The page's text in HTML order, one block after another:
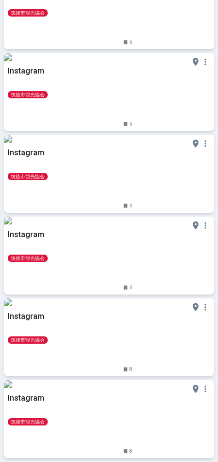
筑後市観光協会
5
Instagram
筑後市観光協会
5
Instagram
筑後市観光協会
6
Instagram
筑後市観光協会
6
Instagram
筑後市観光協会
8
Instagram
筑後市観光協会
8